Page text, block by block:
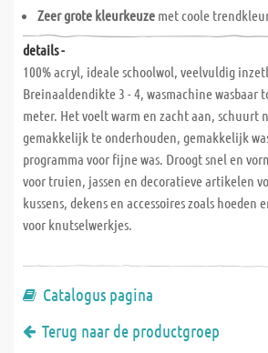
Zeer grote kleurkeuze met coole
details -
100% acryl, ideale schoolwol, veelvuldig
Breinaaldendikte 3 - 4, wasmachine wasbaar
meter. Het voelt warm en zacht aan, schuurt
gemakkelijk te onderhouden, gemakkelijk
programma voor fijne was. Droogt snel en
voor truien, jassen en decoratieve artikelen
kussens, dekens en accessoires zoals hoeden
voor knutselwerkjes.
Catalogus pagina
Terug naar de productgroep